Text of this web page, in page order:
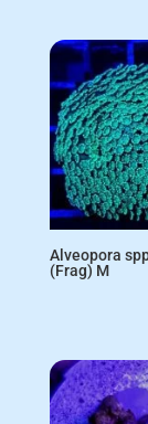
Alveopora
(Frag) M